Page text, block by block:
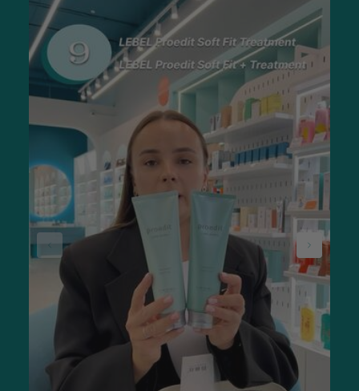
поєднується з багатьма сучасними активами та має
комплексну пролонговану дію.
Експерти SISTERS наголошують:
«Під час вибору сироватки з вітаміном
С важливо враховувати не лише
концентрацію, а й форму активу та
чутливість шкіри. Засіб варто вводити в
догляд поступово, а під час ранкового
використання обов’язково наносити
сонцезахисний крем».
Як вибрати сироватку з вітаміном С під
свої потреби
Вирішуючи, яку купити сироватку з вітаміном С, враховуйте
тип та потреби вашої шкіри. Для жирного та комбінованого
покриву, а також із вираженою пігментацією підійдуть
активні засоби на водній основі. Для сухої або чутливої
шкіри оптимальною є стабільна форма активу в кремових чи
масляних формулах. Такі сироватки діють м'якше та не
викликають подразнення.